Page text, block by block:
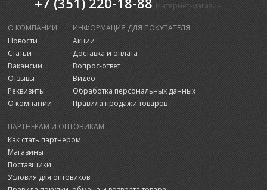
Интернет-магазин
О КОМПАНИИ
Новости
Статьи
Вакансии
Отзывы
Реквизиты
О компании
ИНФОРМАЦИЯ ДЛЯ ПОКУПАТЕЛЯ
Акции
Доставка и оплата
Вопрос-ответ
Видео
Обработка персональных данных
Правила продажи товаров
ПАРТНЕРАМ И ОПТОВИКАМ
Как стать партнером
Магазины
Поставщики
Условия для оптовиков